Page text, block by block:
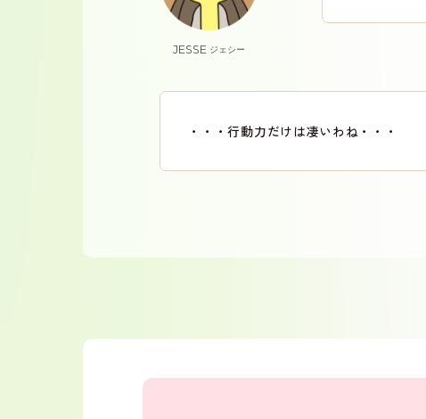
JESSE ジェシー
・・・行動力だけは凄いわね・・・